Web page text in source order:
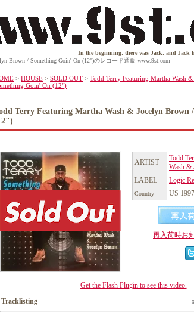
In the beginning, there was Jack, and Jack had a
Brown / Something Goin' On (12")のレコード通販 www.9st.com
> HOUSE > SOLD OUT > Todd Terry Featuring Martha Wash
Goin' On (12")
Terry Featuring Martha Wash & Jocelyn Brown
ARTIST
Todd
Wash &
LABEL
Logic
Country US 1997
再入荷時お
Get the Flash Plugin to see this video.
Tracklisting